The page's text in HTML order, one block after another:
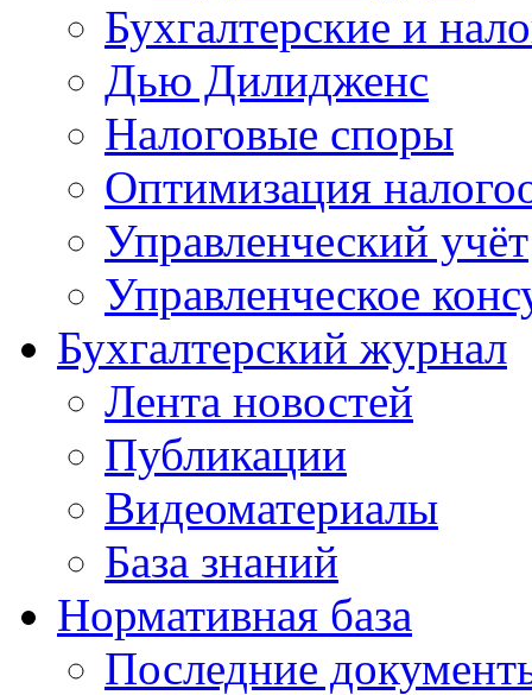
Бухгалтерские и
Дью Дилидженс
Налоговые споры
Оптимизация
Управленческий учёт
Управленческое
Бухгалтерский журнал
Лента новостей
Публикации
Видеоматериалы
База знаний
Нормативная база
Последние